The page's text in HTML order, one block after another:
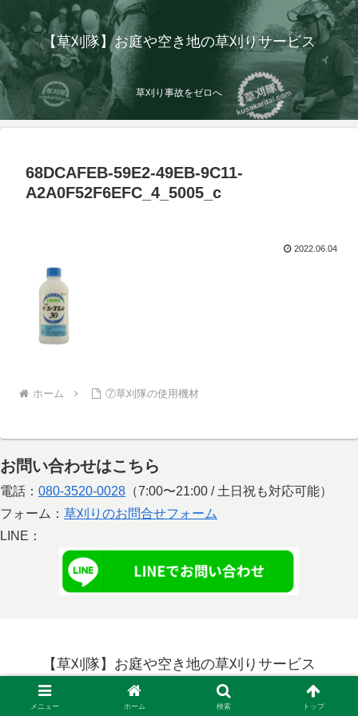
【草刈隊】お庭や空き地の草刈りサービス
草刈り事故をゼロへ
68DCAFEB-59E2-49EB-9C11-
A2A0F52F6EFC_4_5005_c
2022.06.04
ホーム ⑦草刈隊の使用機材
お問い合わせはこちら
電話： 080-3520-0028 （7:00〜21:00 / 土日祝も対応可能）
フォーム： 草刈りのお問合せフォーム
LINE：
【草刈隊】お庭や空き地の草刈りサービス
© 2020-2026 kusakaritai.com.
メニュー ホーム 検索 トップ